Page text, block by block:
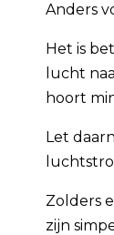
Anders
Het is
lucht
hoort
Let
Zolders
zijn